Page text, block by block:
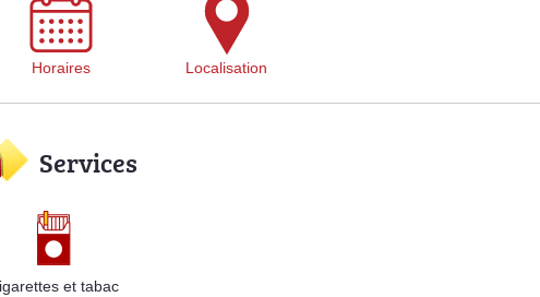
Horaires Localisation
Services
et tabac